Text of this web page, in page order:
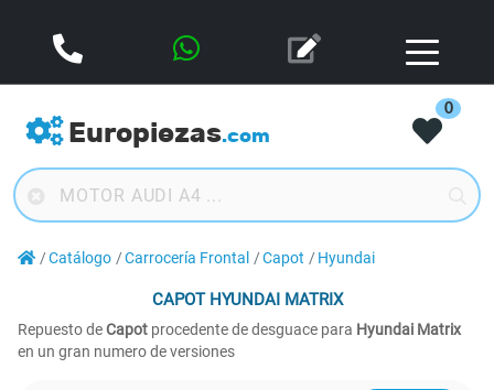
Europiezas.com
0
Catálogo Carrocería Frontal Capot Hyundai
CAPOTHYUNDAI MATRIX
Repuesto deCapot procedente de desguace para Hyundai Matrix
en un gran numero de versiones